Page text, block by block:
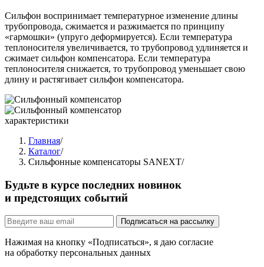
Сильфон воспринимает температурное изменение длины
трубопровода, сжимается и разжимается по принципу
«гармошки» (упруго деформируется). Если температура
теплоносителя увеличивается, то трубопровод удлиняется и
сжимает сильфон компенсатора. Если температура
теплоносителя снижается, то трубопровод уменьшает свою
длину и растягивает сильфон компенсатора.
Главная/
Каталог/
Сильфонные компенсаторы SANEXT/
Будьте в курсе последних новинок
и предстоящих событий
Подписаться на рассылку
Нажимая на кнопку «Подписаться», я даю согласие
на обработку персональных данных